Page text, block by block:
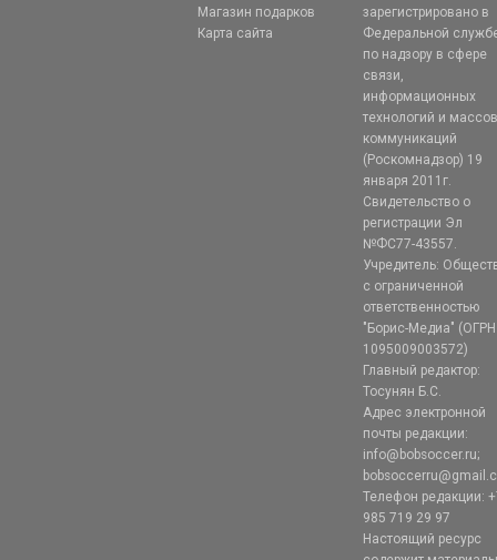
Магазин подарков
Карта сайта
зарегистрировано в
Федеральной
по надзору в сфере
связи,
информационных
технологий и
коммуникаций
(Роскомнадзор) 19
января 2011г.
Свидетельство о
регистрации Эл
№ФС77-43557.
Учредитель:
с ограниченной
ответственностью
"Борис-Медиа" (ОГРН
1095009003572)
Главный редактор:
Тосунян Б.С.
Адрес электронной
почты редакции:
info@bobsoccer.ru;
Телефон редакции:
985 719 29 97
Настоящий ресурс